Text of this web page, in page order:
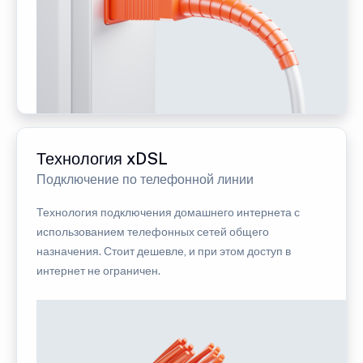
Технология xDSL
Подключение по телефонной линии
Технология подключения домашнего интернета с
использованием телефонных сетей общего
назначения. Стоит дешевле, и при этом доступ в
интернет не ограничен.